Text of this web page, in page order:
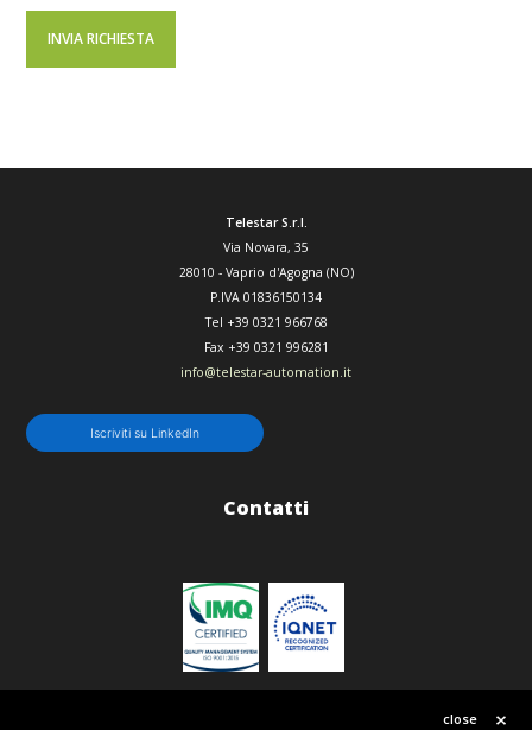
Contatti
Telestar S.r.l.
Via Novara, 35
28010 - Vaprio d'Agogna (NO)
P.IVA 01836150134
Tel +39 0321 966768
Fax +39 0321 996281
info@telestar-automation.it
Iscriviti su LinkedIn
close